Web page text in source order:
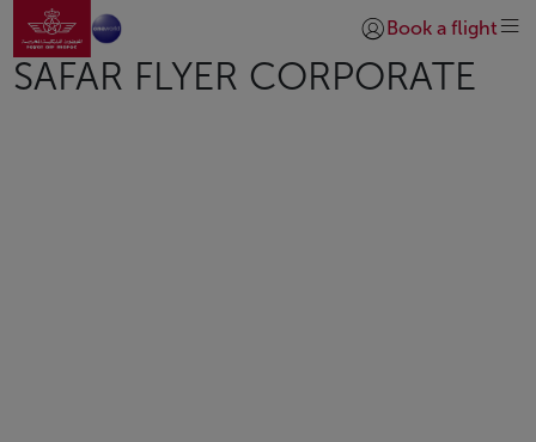
Saut au contenu principal
Aller à la page accueil
Se connecter |
Book a flight
SAFAR FLYER CORPORATE